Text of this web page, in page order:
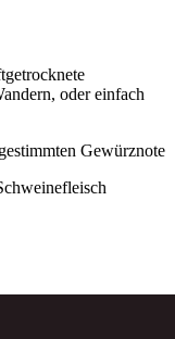
oder einfach
Gewürznote